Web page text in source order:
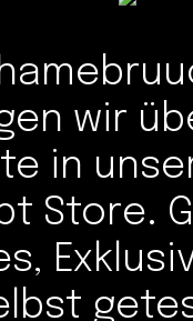
wir
in
Store.